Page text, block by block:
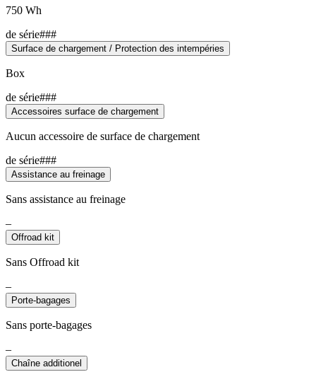
750 Wh
de série###
Surface de chargement / Protection des intempéries
Box
de série###
Accessoires surface de chargement
Aucun accessoire de surface de chargement
de série###
Assistance au freinage
Sans assistance au freinage
–
Offroad kit
Sans Offroad kit
–
Porte-bagages
Sans porte-bagages
–
Chaîne additionel